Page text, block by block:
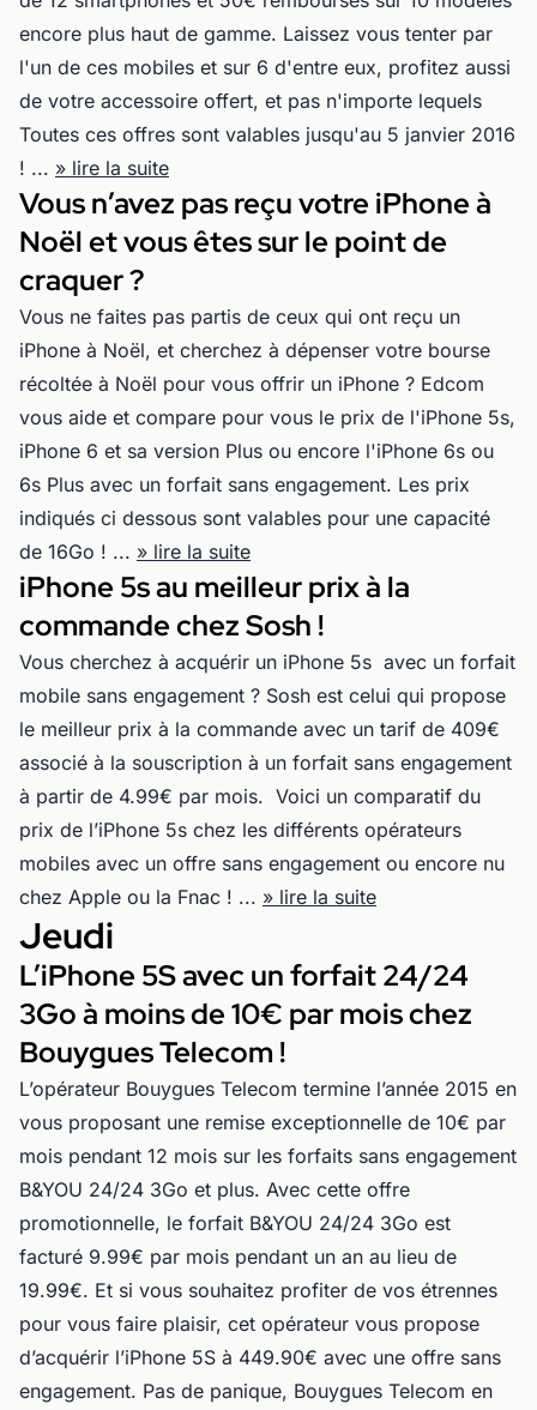
encore plus haut de gamme. Laissez vous tenter par
l'un de ces mobiles et sur 6 d'entre eux, profitez aussi
de votre accessoire offert, et pas n'importe lequels
Toutes ces offres sont valables jusqu'au 5 janvier 2016
! ... » lire la suite
Vous n’avez pas reçu votre iPhone à
Noël et vous êtes sur le point de
craquer ?
Vous ne faites pas partis de ceux qui ont reçu un
iPhone à Noël, et cherchez à dépenser votre bourse
récoltée à Noël pour vous offrir un iPhone ? Edcom
vous aide et compare pour vous le prix de l'iPhone 5s,
iPhone 6 et sa version Plus ou encore l'iPhone 6s ou
6s Plus avec un forfait sans engagement. Les prix
indiqués ci dessous sont valables pour une capacité
de 16Go ! ... » lire la suite
iPhone 5s au meilleur prix à la
commande chez Sosh !
Vous cherchez à acquérir un iPhone 5s avec un forfait
mobile sans engagement ? Sosh est celui qui propose
le meilleur prix à la commande avec un tarif de 409€
associé à la souscription à un forfait sans engagement
à partir de 4.99€ par mois. Voici un comparatif du
prix de l’iPhone 5s chez les différents opérateurs
mobiles avec un offre sans engagement ou encore nu
chez Apple ou la Fnac ! ... » lire la suite
Jeudi
L’iPhone 5S avec un forfait 24/24
3Go à moins de 10€ par mois chez
Bouygues Telecom !
L’opérateur Bouygues Telecom termine l’année 2015 en
vous proposant une remise exceptionnelle de 10€ par
mois pendant 12 mois sur les forfaits sans engagement
B&YOU 24/24 3Go et plus. Avec cette offre
promotionnelle, le forfait B&YOU 24/24 3Go est
facturé 9.99€ par mois pendant un an au lieu de
19.99€. Et si vous souhaitez profiter de vos étrennes
pour vous faire plaisir, cet opérateur vous propose
d’acquérir l’iPhone 5S à 449.90€ avec une offre sans
engagement. Pas de panique, Bouygues Telecom en